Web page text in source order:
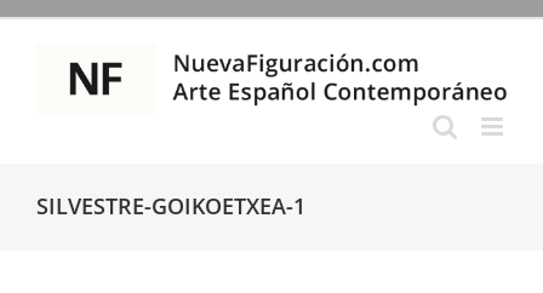
Saltar
contenido
SILVESTRE-GOIKOETXEA-1